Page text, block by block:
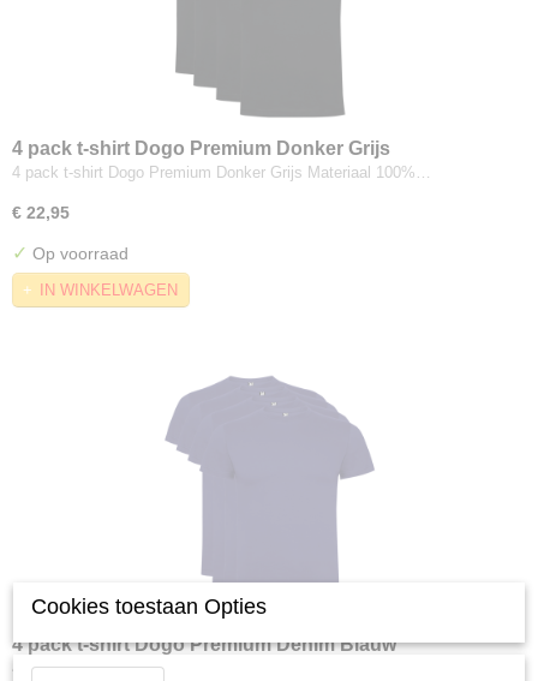
4 pack t-shirt Dogo Premium Donker Grijs
4 pack t-shirt Dogo Premium Donker Grijs Materiaal 100%…
€ 22,95
✓ Op voorraad
IN WINKELWAGEN
4 pack t-shirt Dogo Premium Denim Blauw
4 pack t-shirt Dogo Premium Denim Blauw Materiaal 100%…
Cookies toestaan Opties